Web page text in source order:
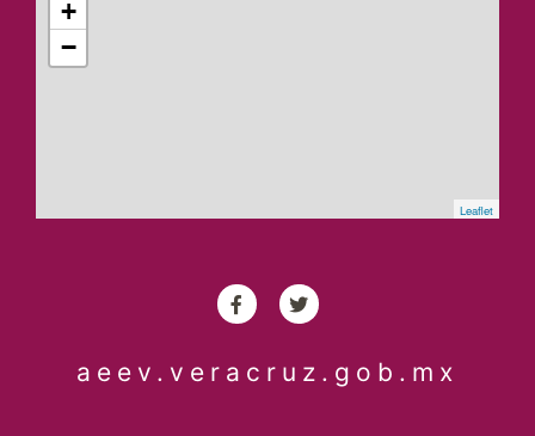
+
−
Leaflet
aeev.veracruz.gob.mx